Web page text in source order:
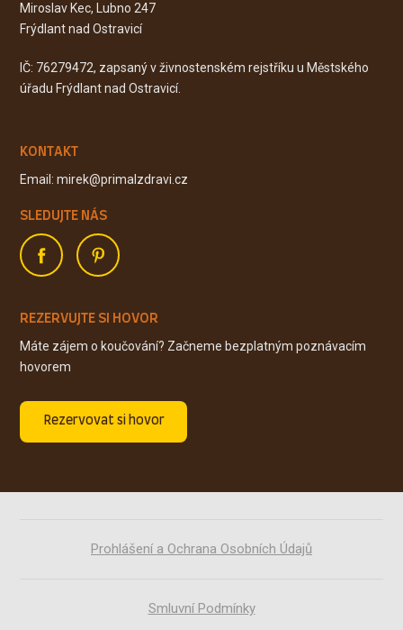
Miroslav Kec, Lubno 247
Frýdlant nad Ostravicí
IČ: 76279472, zapsaný v živnostenském rejstříku u Městského
úřadu Frýdlant nad Ostravicí.
KONTAKT
Email: mirek@primalzdravi.cz
SLEDUJTE NÁS
REZERVUJTE SI HOVOR
Máte zájem o koučování? Začneme bezplatným poznávacím
hovorem
Rezervovat si hovor
Prohlášení a Ochrana Osobních Údajů
Smluvní Podmínky